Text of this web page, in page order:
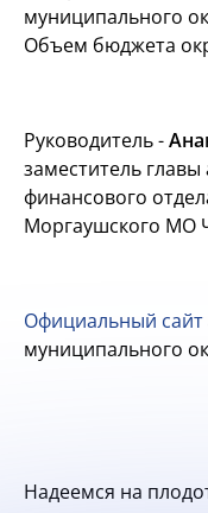
муниципального
Объем бюджета
Руководитель -
заместитель
финансового
Моргаушского МО
Официальный сайт
муниципального
Надеемся на